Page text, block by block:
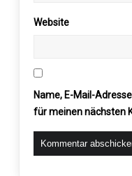
Website
Name, E-Mail-
für meinen nächsten